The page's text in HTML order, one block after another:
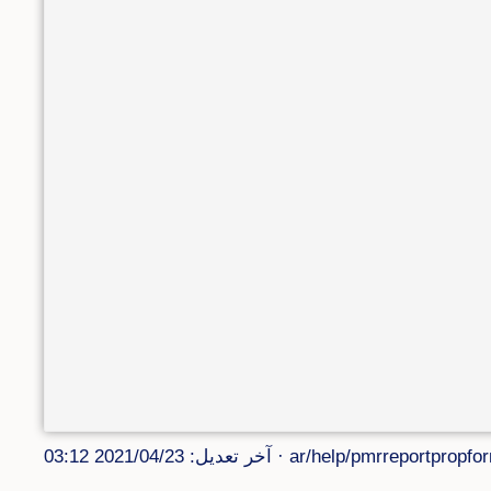
ar/help/ · آخر تعديل: 2021/04/23 03:12